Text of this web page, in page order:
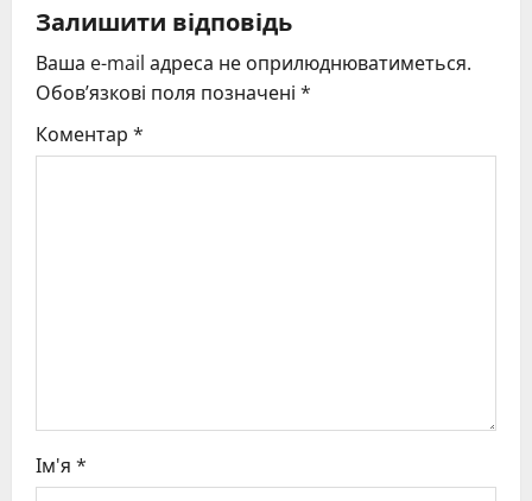
i
g
a
Залишити відповідь
Ваша e-mail адреса не оприлюднюватиметься.
Обов’язкові поля позначені *
Коментар *
Ім'я *